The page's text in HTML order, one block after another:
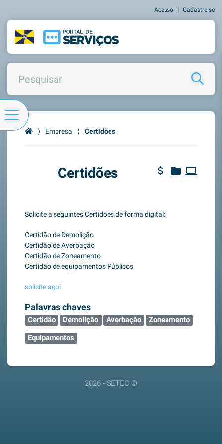
Acesso | Cadastre-se
⟩ Empresa ⟩ Certidões
Certidões computer
folder
attach_money
Solicite a seguintes Certidões de forma digital:
Certidão de Demolição
Certidão de Averbação
Certidão de Zoneamento
Certidão de equipamentos Públicos
solicite aqui
Palavras chaves
Certidão Demolição Averbação Zoneamento
Equipamentos
2026 - SETEC ©